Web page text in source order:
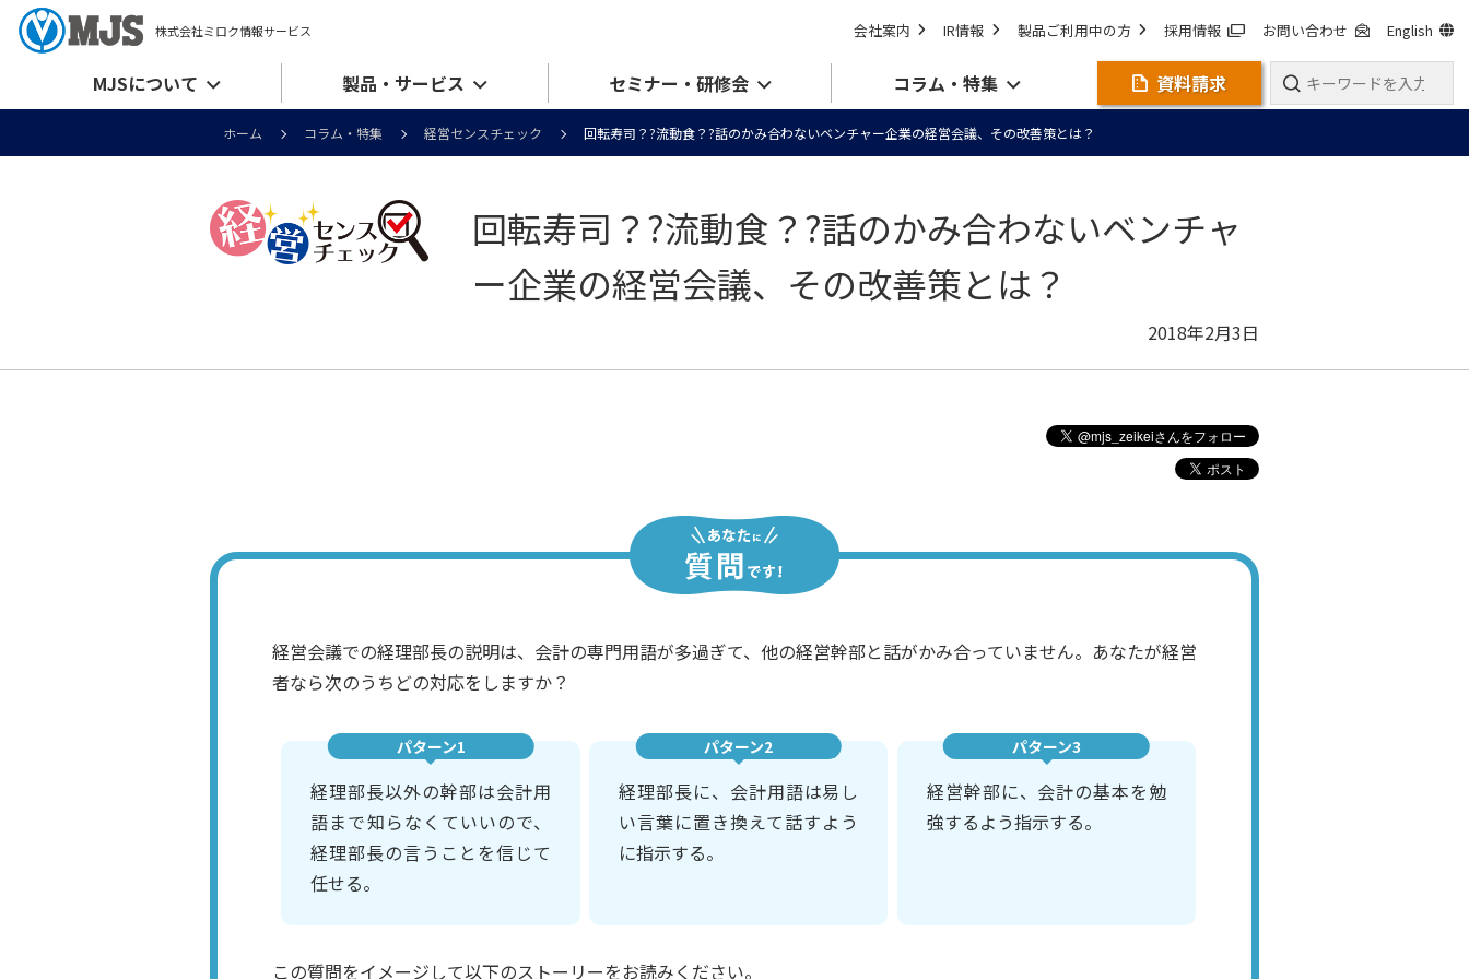
株式会社ミロク情報サービス 会社案内 IR情報 製品ご利用中の方 採用情報 お問い合わせ English
MJSについて 製品・サービス セミナー・研修会 コラム・特集 資料請求
ホーム コラム・特集 経営センスチェック 回転寿司？?流動食？?話のかみ合わないベンチャー企業の経営会議、その改善策とは？
回転寿司？?流動食？?話のかみ合わないベンチャ
ー企業の経営会議、その改善策とは？
2018年2月3日
経営会議での経理部長の説明は、会計の専門用語が多過ぎて、他の経営幹部と話がかみ合っていません。あなたが経営
者なら次のうちどの対応をしますか？
パターン1
経理部長以外の幹部は会計用
語まで知らなくていいので、
経理部長の言うことを信じて
任せる。
パターン2
経理部長に、会計用語は易し
い言葉に置き換えて話すよう
に指示する。
パターン3
経営幹部に、会計の基本を勉
強するよう指示する。
この質問をイメージして以下のストーリーをお読みください。